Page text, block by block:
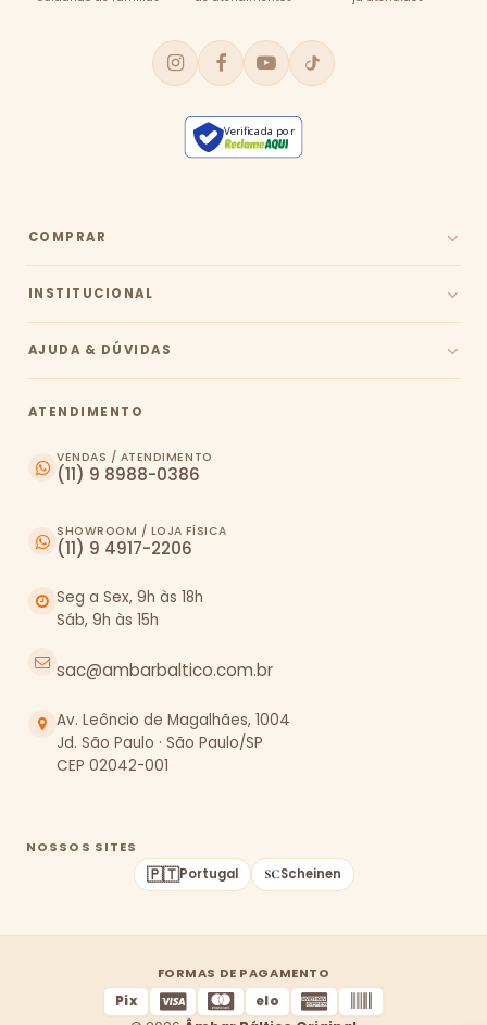
Verificada por
COMPRAR
INSTITUCIONAL
AJUDA & DÚVIDAS
ATENDIMENTO
VENDAS / ATENDIMENTO
(11) 9 8988-0386
SHOWROOM / LOJA FÍSICA
(11) 9 4917-2206
Seg a Sex, 9h às 18h
Sáb, 9h às 15h
sac@ambarbaltico.com.br
Av. Leôncio de Magalhães, 1004
Jd. São Paulo · São Paulo/SP
CEP 02042-001
NOSSOS SITES
🇵🇹Portugal Scheinen
FORMAS DE PAGAMENTO
Pix
elo